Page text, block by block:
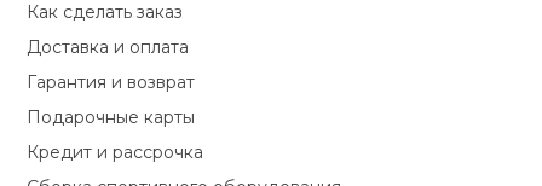
Как сделать заказ
Доставка и оплата
Гарантия и возврат
Подарочные карты
Кредит и рассрочка